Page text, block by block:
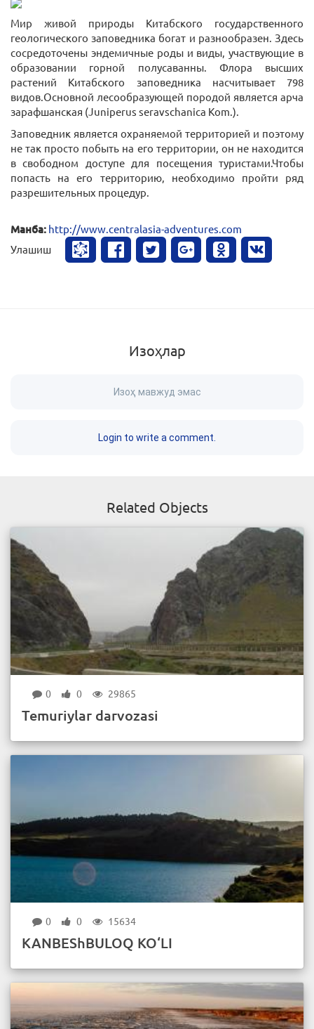
Мир живой природы Китабского государственного
геологического заповедника богат и разнообразен. Здесь
сосредоточены эндемичные роды и виды, участвующие в
образовании горной полусаванны. Флора высших
растений Китабского заповедника насчитывает 798
видов.Основной лесообразующей породой является арча
зарафшанская (Juniperus seravschanica Kom.).
Заповедник является охраняемой территорией и поэтому
не так просто побыть на его территории, он не находится
в свободном доступе для посещения туристами.Чтобы
попасть на его территорию, необходимо пройти ряд
разрешительных процедур.
Манба: http://www.centralasia-adventures.com
Улашиш
Изоҳлар
Изоҳ мавжуд эмас
Login to write a comment.
Related Objects
0 0 29865
Temuriylar darvozasi
0 0 15634
KANBEShBULOQ KO‘LI